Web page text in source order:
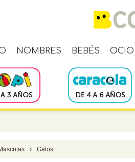
NOMBRES BEBÉS OCIO
› Gatos